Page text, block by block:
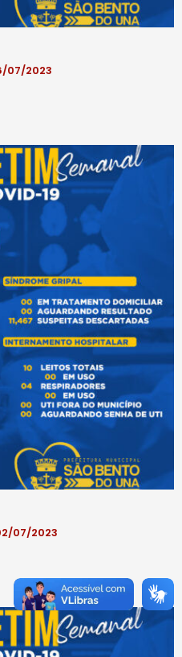
07/2023
07/2023